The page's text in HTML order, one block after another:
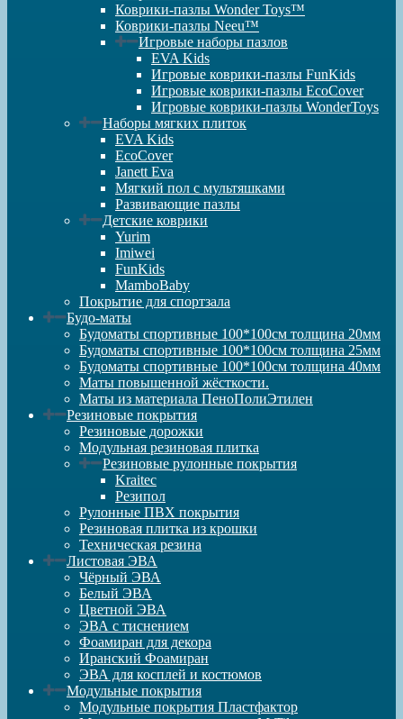
Коврики-пазлы Wonder Toys™
Коврики-пазлы Neeu™
Игровые наборы пазлов
EVA Kids
Игровые коврики-пазлы FunKids
Игровые коврики-пазлы EcoCover
Игровые коврики-пазлы WonderToys
Наборы мягких плиток
EVA Kids
EcoCover
Janett Eva
Мягкий пол с мультяшками
Развивающие пазлы
Детские коврики
Yurim
Imiwei
FunKids
MamboBaby
Покрытие для спортзала
Будо-маты
Будоматы спортивные 100*100см толщина 20мм
Будоматы спортивные 100*100см толщина 25мм
Будоматы спортивные 100*100см толщина 40мм
Маты повышенной жёсткости.
Маты из материала ПеноПолиЭтилен
Резиновые покрытия
Резиновые дорожки
Модульная резиновая плитка
Резиновые рулонные покрытия
Kraitec
Резипол
Рулонные ПВХ покрытия
Резиновая плитка из крошки
Техническая резина
Листовая ЭВА
Чёрный ЭВА
Белый ЭВА
Цветной ЭВА
ЭВА с тиснением
Фоамиран для декора
Иранский Фоамиран
ЭВА для косплей и костюмов
Модульные покрытия
Модульные покрытия Пластфактор